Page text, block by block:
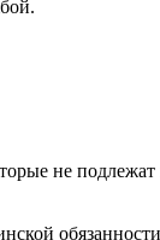
не